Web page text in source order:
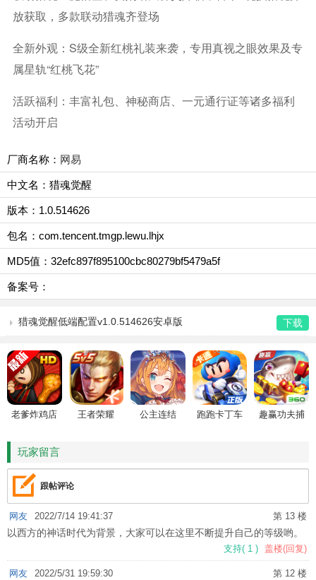
放获取，多款联动猎魂齐登场
全新外观：S级全新红桃礼装来袭，专用真视之眼效果及专
属星轨“红桃飞花”
活跃福利：丰富礼包、神秘商店、一元通行证等诸多福利
活动开启
厂商名称： 网易
中文名：猎魂觉醒
版本：1.0.514626
包名：com.tencent.tmgp.lewu.lhjx
MD5值：32efc897f895100cbc80279bf5479a5f
备案号：
猎魂觉醒低端配置v1.0.514626安卓版 下载
老爹炸鸡店
王者荣耀 公主连结 跑跑卡丁车
趣赢功夫捕
玩家留言
跟帖评论
第 13 楼
网友 2022/7/14 19:41:37
以西方的神话时代为背景，大家可以在这里不断提升自己的等级哟。
支持( 1 ) 盖楼(回复)
第 12 楼
网友 2022/5/31 19:59:30